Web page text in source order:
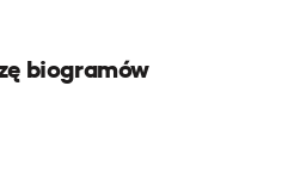
biogramów